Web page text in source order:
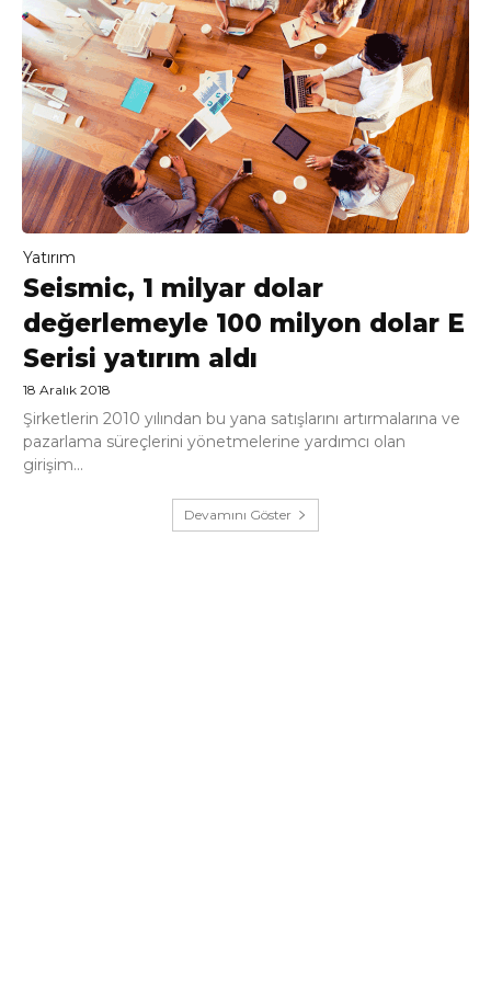
Yatırım
Seismic, 1 milyar dolar
değerlemeyle 100 milyon dolar E
Serisi yatırım aldı
18 Aralık 2018
Şirketlerin 2010 yılından bu yana satışlarını artırmalarına ve
pazarlama süreçlerini yönetmelerine yardımcı olan
girişim...
Devamını Göster